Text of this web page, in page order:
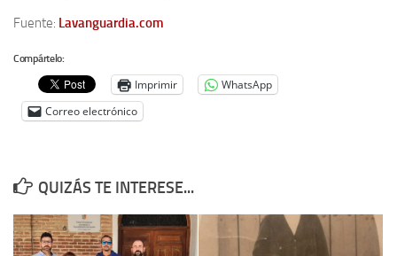
Fuente: Lavanguardia.com
Compártelo:
Imprimir
WhatsApp
Correo electrónico
QUIZÁS TE INTERESE...